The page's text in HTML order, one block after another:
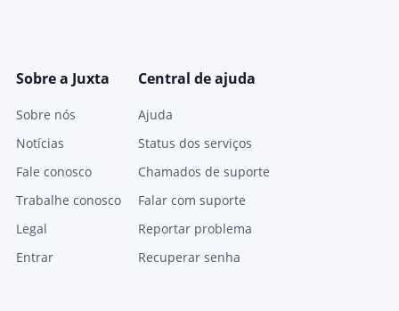
Sobre a Juxta
Sobre nós
Notícias
Fale conosco
Trabalhe conosco
Legal
Entrar
Central de ajuda
Ajuda
Status dos serviços
Chamados de suporte
Falar com suporte
Reportar problema
Recuperar senha